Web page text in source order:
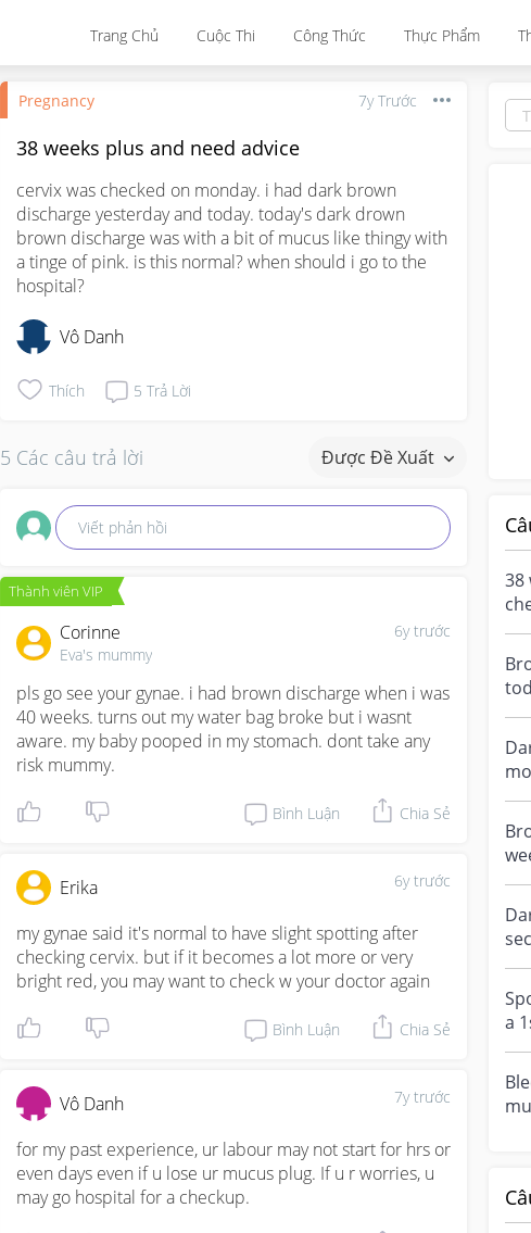
Trang Chủ Cuộc Thi Công Thức Thực Phẩm
Pregnancy 7y Trước
38 weeks plus and need advice
cervix was checked on monday. i had dark brown
discharge yesterday and today. today's dark drown
brown discharge was with a bit of mucus like thingy with
a tinge of pink. is this normal? when should i go to the
hospital?
Vô Danh
Thích 5 Trả Lời
5 Các câu trả lời Được Đề Xuất
Viết phản hồi
Thành viên VIP
6y trước
Corinne
Eva's mummy
pls go see your gynae. i had brown discharge when i was
40 weeks. turns out my water bag broke but i wasnt
aware. my baby pooped in my stomach. dont take any
risk mummy.
Bình Luận Chia Sẻ
6y trước
Erika
my gynae said it's normal to have slight spotting after
checking cervix. but if it becomes a lot more or very
bright red, you may want to check w your doctor again
Bình Luận Chia Sẻ
7y trước
Vô Danh
for my past experience, ur labour may not start for hrs or
even days even if u lose ur mucus plug. If u r worries, u
may go hospital for a checkup.
38
my
a